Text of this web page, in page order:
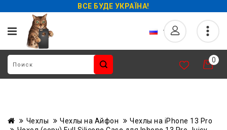
ВСЕ БУДЕ УКРАЇНА!
0
Чехлы Чехлы на Айфон
Чехлы на iPhone 13 Pro